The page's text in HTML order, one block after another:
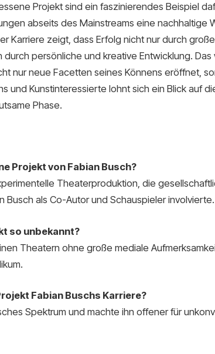
Projekt sind ein faszinierendes Beispiel
abseits des Mainstreams eine nachhaltige
Karriere zeigt, dass Erfolg nicht nur durch
persönliche und kreative Entwicklung.
nur neue Facetten seines Könnens eröffnet,
und Kunstinteressierte lohnt sich ein Blick auf
Phase.
Projekt von Fabian Busch?
Theaterproduktion, die
Busch als Co-Autor und Schauspieler involvierte.
so unbekannt?
Theatern ohne große mediale
Fabian Buschs Karriere?
Spektrum und machte ihn offener für